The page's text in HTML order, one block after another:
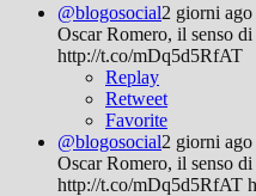
@blogosocial2 giorni ago
Oscar Romero, il senso
http://t.co/mDq5d5RfAT
Replay
Retweet
Favorite
@blogosocial2 giorni ago
Oscar Romero, il senso
http://t.co/mDq5d5RfAT